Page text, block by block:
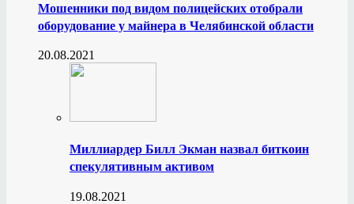
Мошенники под видом полицейских отобрали
оборудование у майнера в Челябинской области
20.08.2021
Миллиардер Билл Экман назвал биткоин
спекулятивным активом
19.08.2021